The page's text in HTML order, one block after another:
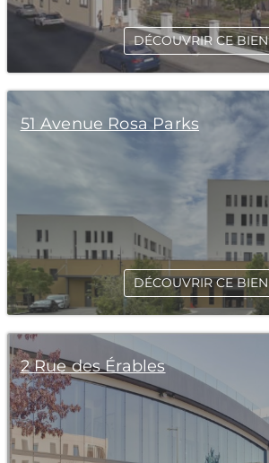
DÉCOUVRIR CE BIEN
51 Avenue Rosa Parks
DÉCOUVRIR CE BIEN
2 Rue des Érables